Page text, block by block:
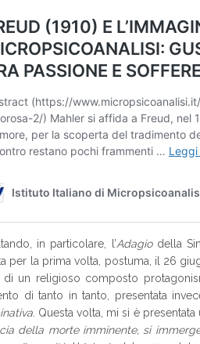
in particolare, l’Adagiodella
per la prima volta, postuma, il 26
di un religioso composto
di tanto in tanto, presentata
. Questa volta, mi si è
della morte imminente, si